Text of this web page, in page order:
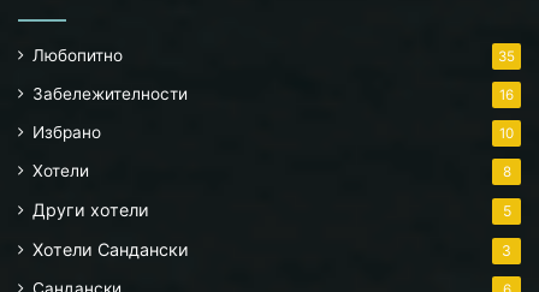
Любопитно 35
Забележителности 16
Избрано 10
Хотели 8
Други хотели 5
Хотели Сандански 3
Сандански